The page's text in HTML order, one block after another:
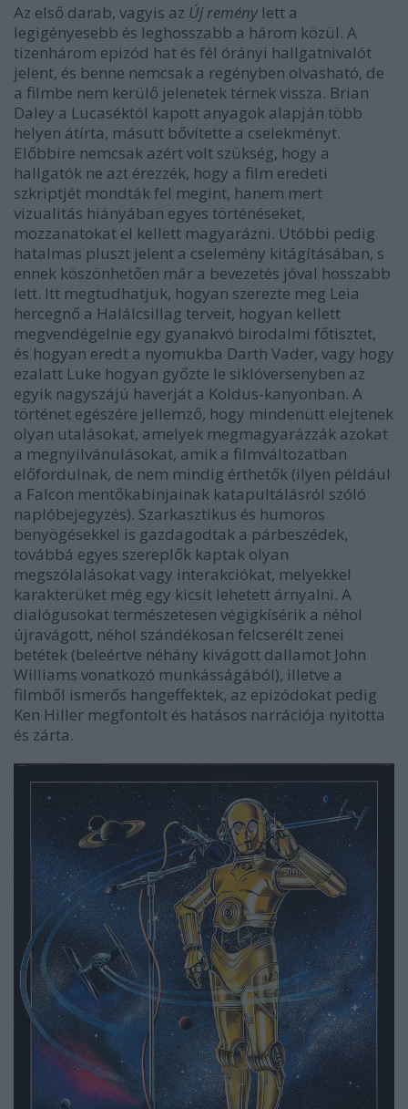
Az első darab, vagyis az Új remény lett a
legigényesebb és leghosszabb a három közül. A
tizenhárom epizód hat és fél órányi hallgatnivalót
jelent, és benne nemcsak a regényben olvasható, de
a filmbe nem kerülő jelenetek térnek vissza. Brian
Daley a Lucaséktól kapott anyagok alapján több
helyen átírta, másutt bővítette a cselekményt.
Előbbire nemcsak azért volt szükség, hogy a
hallgatók ne azt érezzék, hogy a film eredeti
szkriptjét mondták fel megint, hanem mert
vizualitás hiányában egyes történéseket,
mozzanatokat el kellett magyarázni. Utóbbi pedig
hatalmas pluszt jelent a cselemény kitágításában, s
ennek köszönhetően már a bevezetés jóval hosszabb
lett. Itt megtudhatjuk, hogyan szerezte meg Leia
hercegnő a Halálcsillag terveit, hogyan kellett
megvendégelnie egy gyanakvó birodalmi főtisztet,
és hogyan eredt a nyomukba Darth Vader, vagy hogy
ezalatt Luke hogyan győzte le siklóversenyben az
egyik nagyszájú haverját a Koldus-kanyonban. A
történet egészére jellemző, hogy mindenütt elejtenek
olyan utalásokat, amelyek megmagyarázzák azokat
a megnyilvánulásokat, amik a filmváltozatban
előfordulnak, de nem mindig érthetők (ilyen például
a Falcon mentőkabinjainak katapultálásról szóló
naplóbejegyzés). Szarkasztikus és humoros
benyögésekkel is gazdagodtak a párbeszédek,
továbbá egyes szereplők kaptak olyan
megszólalásokat vagy interakciókat, melyekkel
karakterüket még egy kicsit lehetett árnyalni. A
dialógusokat természetesen végigkísérik a néhol
újravágott, néhol szándékosan felcserélt zenei
betétek (beleértve néhány kivágott dallamot John
Williams vonatkozó munkásságából), illetve a
filmből ismerős hangeffektek, az epizódokat pedig
Ken Hiller megfontolt és hatásos narrációja nyitotta
és zárta.